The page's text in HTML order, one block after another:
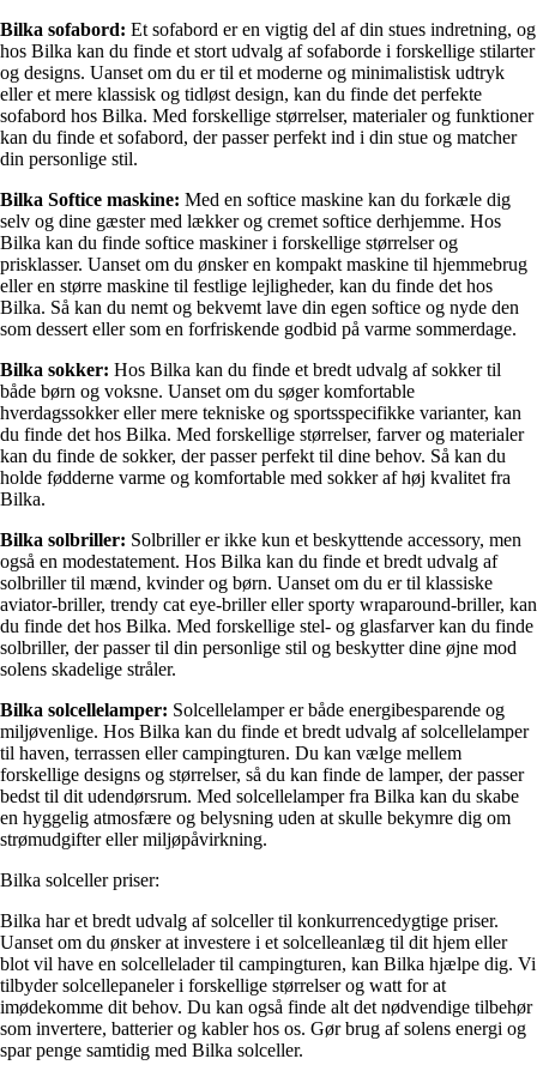
Bilka sofabord: Et sofabord er en vigtig del af din stues indretning, og
hos Bilka kan du finde et stort udvalg af sofaborde i forskellige stilarter
og designs. Uanset om du er til et moderne og minimalistisk udtryk
eller et mere klassisk og tidløst design, kan du finde det perfekte
sofabord hos Bilka. Med forskellige størrelser, materialer og funktioner
kan du finde et sofabord, der passer perfekt ind i din stue og matcher
din personlige stil.
Bilka Softice maskine: Med en softice maskine kan du forkæle dig
selv og dine gæster med lækker og cremet softice derhjemme. Hos
Bilka kan du finde softice maskiner i forskellige størrelser og
prisklasser. Uanset om du ønsker en kompakt maskine til hjemmebrug
eller en større maskine til festlige lejligheder, kan du finde det hos
Bilka. Så kan du nemt og bekvemt lave din egen softice og nyde den
som dessert eller som en forfriskende godbid på varme sommerdage.
Bilka sokker: Hos Bilka kan du finde et bredt udvalg af sokker til
både børn og voksne. Uanset om du søger komfortable
hverdagssokker eller mere tekniske og sportsspecifikke varianter, kan
du finde det hos Bilka. Med forskellige størrelser, farver og materialer
kan du finde de sokker, der passer perfekt til dine behov. Så kan du
holde fødderne varme og komfortable med sokker af høj kvalitet fra
Bilka.
Bilka solbriller: Solbriller er ikke kun et beskyttende accessory, men
også en modestatement. Hos Bilka kan du finde et bredt udvalg af
solbriller til mænd, kvinder og børn. Uanset om du er til klassiske
aviator-briller, trendy cat eye-briller eller sporty wraparound-briller, kan
du finde det hos Bilka. Med forskellige stel- og glasfarver kan du finde
solbriller, der passer til din personlige stil og beskytter dine øjne mod
solens skadelige stråler.
Bilka solcellelamper: Solcellelamper er både energibesparende og
miljøvenlige. Hos Bilka kan du finde et bredt udvalg af solcellelamper
til haven, terrassen eller campingturen. Du kan vælge mellem
forskellige designs og størrelser, så du kan finde de lamper, der passer
bedst til dit udendørsrum. Med solcellelamper fra Bilka kan du skabe
en hyggelig atmosfære og belysning uden at skulle bekymre dig om
strømudgifter eller miljøpåvirkning.
Bilka solceller priser:
Bilka har et bredt udvalg af solceller til konkurrencedygtige priser.
Uanset om du ønsker at investere i et solcelleanlæg til dit hjem eller
blot vil have en solcellelader til campingturen, kan Bilka hjælpe dig. Vi
tilbyder solcellepaneler i forskellige størrelser og watt for at
imødekomme dit behov. Du kan også finde alt det nødvendige tilbehør
som invertere, batterier og kabler hos os. Gør brug af solens energi og
spar penge samtidig med Bilka solceller.